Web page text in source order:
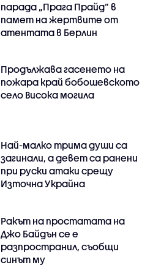
парада „Прага Прайд“ в
памет на жертвите от
атентата в Берлин
Продължава гасенето на
пожара край бобошевското
село Висока могила
Най-малко трима души са
загинали, а девет са ранени
при руски атаки срещу
Източна Украйна
Ракът на простатата на
Джо Байдън се е
разпространил, съобщи
синът му